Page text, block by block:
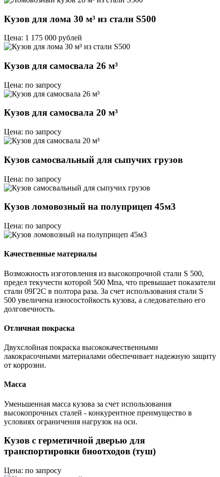
Кузов для лома 30 м³ из стали S500
Цена: 1 175 000 рублей
Кузов для самосвала 26 м³
Цена: по запросу
Кузов для самосвала 20 м³
Цена: по запросу
Кузов самосвальный для сыпучих грузов
Цена: по запросу
Кузов ломовозный на полуприцеп 45м3
Цена: по запросу
Качественные материалы
Возможность изготовления из высокопрочной стали S 500,
предел текучести которой 500 Мпа, что превышает показатели
стали 09Г2С в полтора раза. За счет использования стали S
500 увеличена износостойкость кузова, а следовательно его
долговечность.
Отличная покраска
Двухслойная покраска высококачественными
лакокрасочными материалами обеспечивает надежную защиту
от коррозии.
Масса
Уменьшенная масса кузова за счет использования
высокопрочных сталей - конкурентное преимущество в
условиях ограничения нагрузок на оси.
Кузов с герметичной дверью для
транспортировки биоотходов (туш)
Цена: по запросу